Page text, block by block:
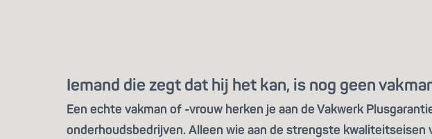
Iemand die zegt dat hij het kan, is nog geen
Een echte vakman of -vrouw herken je aan de Vakwerk
onderhoudsbedrijven. Alleen wie aan de strengste